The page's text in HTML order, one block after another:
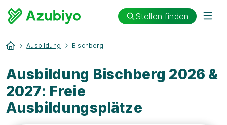
Stellen finden
Ausbildung Bischberg
Ausbildung Bischberg 2026 &
2027: Freie
Ausbildungsplätze